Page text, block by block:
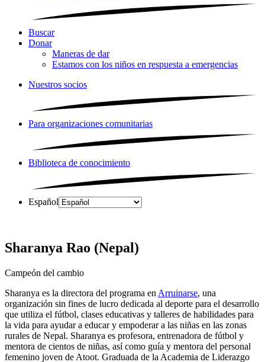
Buscar
Donar
Maneras de dar
Estamos con los niños en respuesta a emergencias
Nuestros socios
Para organizaciones comunitarias
Biblioteca de conocimiento
Español
Sharanya Rao (Nepal)
Campeón del cambio
Sharanya es la directora del programa en Arruinarse, una
organización sin fines de lucro dedicada al deporte para el desarrollo
que utiliza el fútbol, clases educativas y talleres de habilidades para
la vida para ayudar a educar y empoderar a las niñas en las zonas
rurales de Nepal. Sharanya es profesora, entrenadora de fútbol y
mentora de cientos de niñas, así como guía y mentora del personal
femenino joven de Atoot. Graduada de la Academia de Liderazgo